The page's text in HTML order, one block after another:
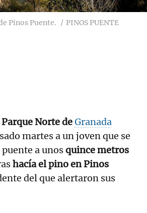
Pinos Puente.
PINOS PUENTE
Norte deGranada
martes a un joven que se
a unosquince metros
hacía el pino en Pinos
del que alertaron sus